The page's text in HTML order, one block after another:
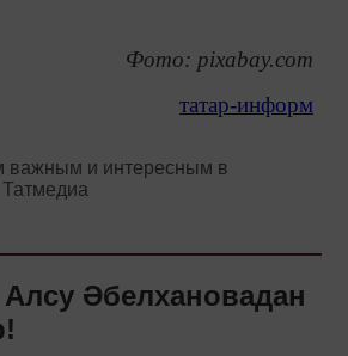
Фото: pixabay.com
татар-информ
важным и интересным в
Татмедиа
Әбелхановадан